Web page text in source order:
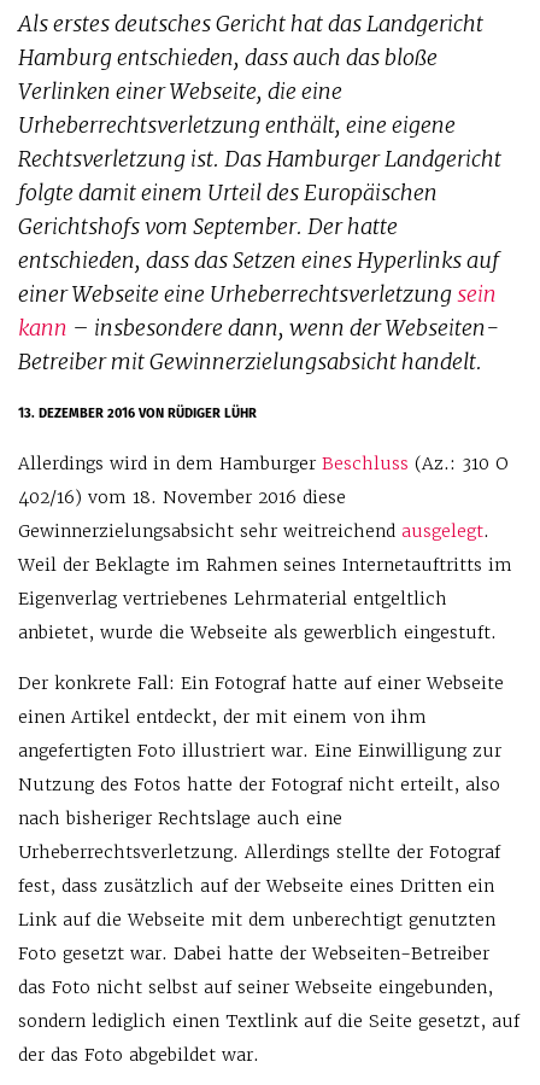
Als erstes deutsches Gericht hat das Landgericht
Hamburg entschieden, dass auch das bloße
Verlinken einer Webseite, die eine
Urheberrechtsverletzung enthält, eine eigene
Rechtsverletzung ist. Das Hamburger Landgericht
folgte damit einem Urteil des Europäischen
Gerichtshofs vom September. Der hatte
entschieden, dass das Setzen eines Hyperlinks auf
einer Webseite eine Urheberrechtsverletzungsein
kann – insbesondere dann, wenn der Webseiten-
Betreiber mit Gewinnerzielungsabsicht handelt.
13. DEZEMBER 2016VON RÜDIGER LÜHR
Allerdings wird in dem Hamburger Beschluss (Az.: 310 O
402/16) vom 18. November 2016 diese
Gewinnerzielungsabsicht sehr weitreichend ausgelegt.
Weil der Beklagte im Rahmen seines Internetauftritts im
Eigenverlag vertriebenes Lehrmaterial entgeltlich
anbietet, wurde die Webseite als gewerblich eingestuft.
Der konkrete Fall: Ein Fotograf hatte auf einer Webseite
einen Artikel entdeckt, der mit einem von ihm
angefertigten Foto illustriert war. Eine Einwilligung zur
Nutzung des Fotos hatte der Fotograf nicht erteilt, also
nach bisheriger Rechtslage auch eine
Urheberrechtsverletzung. Allerdings stellte der Fotograf
fest, dass zusätzlich auf der Webseite eines Dritten ein
Link auf die Webseite mit dem unberechtigt genutzten
Foto gesetzt war. Dabei hatte der Webseiten-Betreiber
das Foto nicht selbst auf seiner Webseite eingebunden,
sondern lediglich einen Textlink auf die Seite gesetzt, auf
der das Foto abgebildet war.